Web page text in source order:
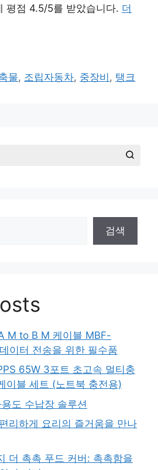
평점 4.5/5를 받았습니다. 더
물, 조립자동차, 중장비 , 탱크
검색
M to B M 케이블 MBF-
이터 전송을 위한 필수품
65W 3포트 초고속 멀티충
이블 세트 (노트북 충전용)
도 수납장 솔루션
리하게 요리의 즐거움을 만나
더 촉촉 푸드 커버: 촉촉함을